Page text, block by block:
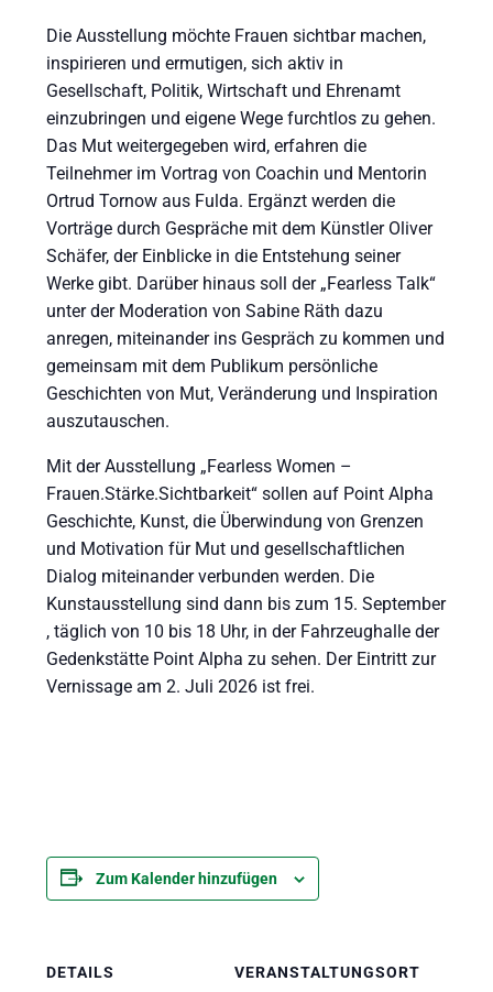
Die Ausstellung möchte Frauen sichtbar machen,
inspirieren und ermutigen, sich aktiv in
Gesellschaft, Politik, Wirtschaft und Ehrenamt
einzubringen und eigene Wege furchtlos zu gehen.
Das Mut weitergegeben wird, erfahren die
Teilnehmer im Vortrag von Coachin und Mentorin
Ortrud Tornow aus Fulda. Ergänzt werden die
Vorträge durch Gespräche mit dem Künstler Oliver
Schäfer, der Einblicke in die Entstehung seiner
Werke gibt. Darüber hinaus soll der „Fearless Talk“
unter der Moderation von Sabine Räth dazu
anregen, miteinander ins Gespräch zu kommen und
gemeinsam mit dem Publikum persönliche
Geschichten von Mut, Veränderung und Inspiration
auszutauschen.
Mit der Ausstellung „Fearless Women –
Frauen.Stärke.Sichtbarkeit“ sollen auf Point Alpha
Geschichte, Kunst, die Überwindung von Grenzen
und Motivation für Mut und gesellschaftlichen
Dialog miteinander verbunden werden. Die
Kunstausstellung sind dann bis zum 15. September
, täglich von 10 bis 18 Uhr, in der Fahrzeughalle der
Gedenkstätte Point Alpha zu sehen. Der Eintritt zur
Vernissage am 2. Juli 2026 ist frei.
Zum Kalender hinzufügen
DETAILS
VERANSTALTUNGSORT